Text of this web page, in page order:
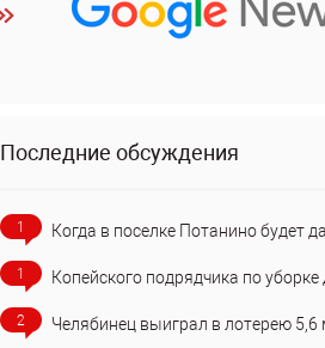
Последние обсуждения
1 Когда в поселке Потанино будет
1 Копейского подрядчика по
2 Челябинец выиграл в лотерею 5,6